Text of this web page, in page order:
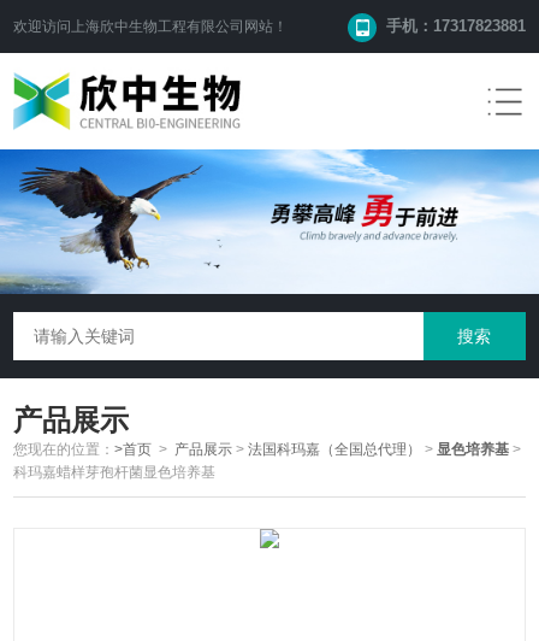
欢迎访问 上海欣中生物工程有限公司 网站！ 手机：17317823881
产品展示
您现在的位置：>首页 > 产品展示 >法国科玛嘉（全国总代理） > 显色培养基 >
科玛嘉蜡样芽孢杆菌显色培养基